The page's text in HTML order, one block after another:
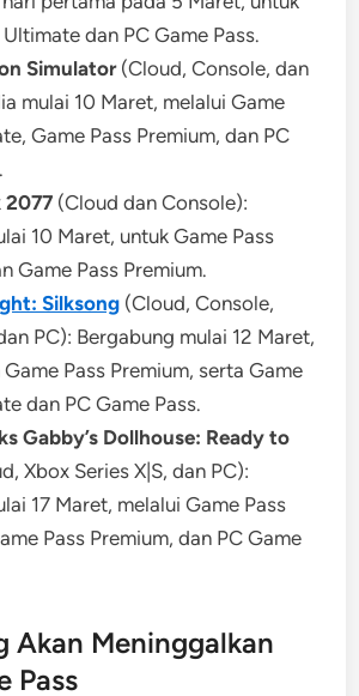
dan PC Game Pass.
Simulator(Cloud, Console, dan
mulai 10 Maret, melalui Game
Game Pass Premium, dan PC
2077 (Cloud dan Console):
10 Maret, untuk Game Pass
Game Pass Premium.
Silksong (Cloud, Console,
PC): Bergabung mulai 12 Maret,
Pass Premium, serta Game
dan PC Game Pass.
Gabby’s Dollhouse: Ready to
Xbox Series X|S, dan PC):
17 Maret, melalui Game Pass
Pass Premium, dan PC Game
Akan Meninggalkan
Pass